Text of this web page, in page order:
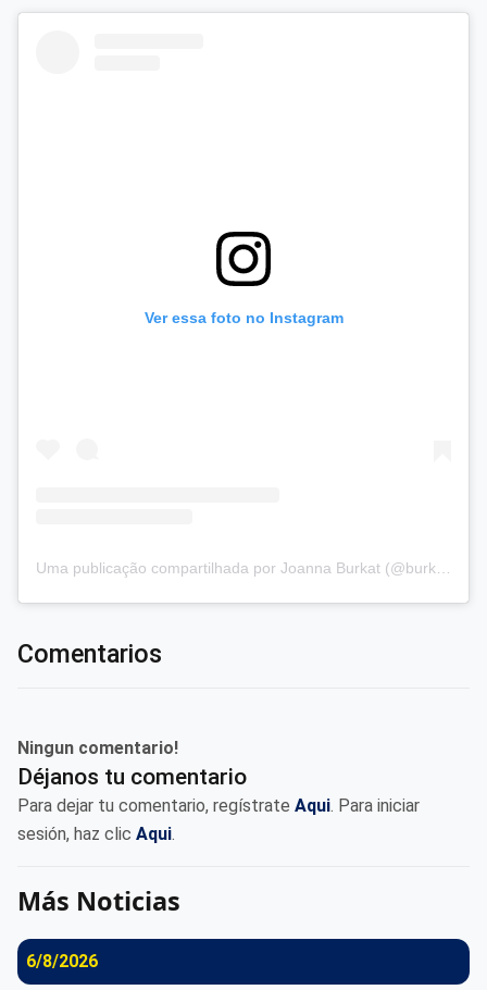
Ver essa foto no Instagram
Comentarios
Ningun comentario!
Déjanos tu comentario
Para dejar tu comentario, regístrate Aqui. Para iniciar
sesión, haz clic Aqui.
Más Noticias
6/8/2026